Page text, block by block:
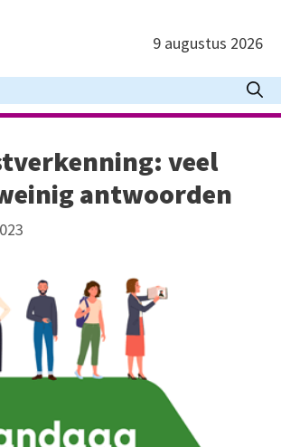
9 augustus 2026
veel
antwoorden